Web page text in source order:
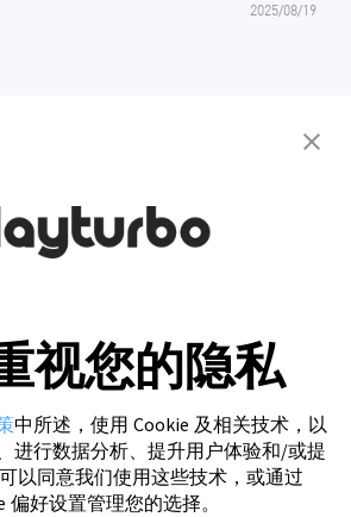
2025/08/19
免费注册
制作平台可帮助广告主实现多种广告素材自
视您的隐私
中所述，使用 Cookie 及相关技术，以
进行数据分析、提升用户体验和/或提
以同意我们使用这些技术，或通过
偏好设置管理您的选择。